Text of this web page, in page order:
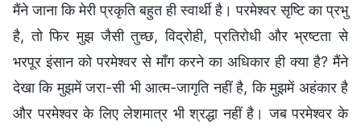
मैंने जाना कि मेरी प्रकृति बहुत ही स्वार्थी है। परमेश्वर सृष्टि का प्रभु
है, तो फिर मुझ जैसी तुच्छ, विद्रोही, प्रतिरोधी और भ्रष्टता से
भरपूर इंसान को परमेश्वर से माँग करने का अधिकार ही क्या है? मैंने
देखा कि मुझमें जरा-सी भी आत्म-जागृति नहीं है, कि मुझमें अहंकार है
और परमेश्वर के लिए लेशमात्र भी श्रद्धा नहीं है। जब परमेश्वर के